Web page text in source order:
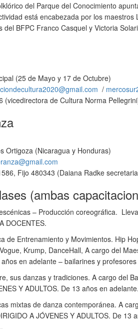
del Parque del Conocimiento
está encabezada por los
del BFPC Franco Casquel y Victoria
(25 de Mayo y 17 de Octubre)
/
(vicedirectora de Cultura Norma
Ortigoza (Nicaragua y Honduras)
Fijo 480343 (Daiana Radke
(ambas
– Producción coreográfica.
DOCENTES.
de Entrenamiento y Movimientos. Hip
Krump, DanceHall, A cargo del
años en adelante – bailarines y
sus danzas y tradiciones. A cargo del
Y ADULTOS. De 13 años en adelante.
mixtas de danza contemporánea. A
A JÓVENES Y ADULTOS. De 13